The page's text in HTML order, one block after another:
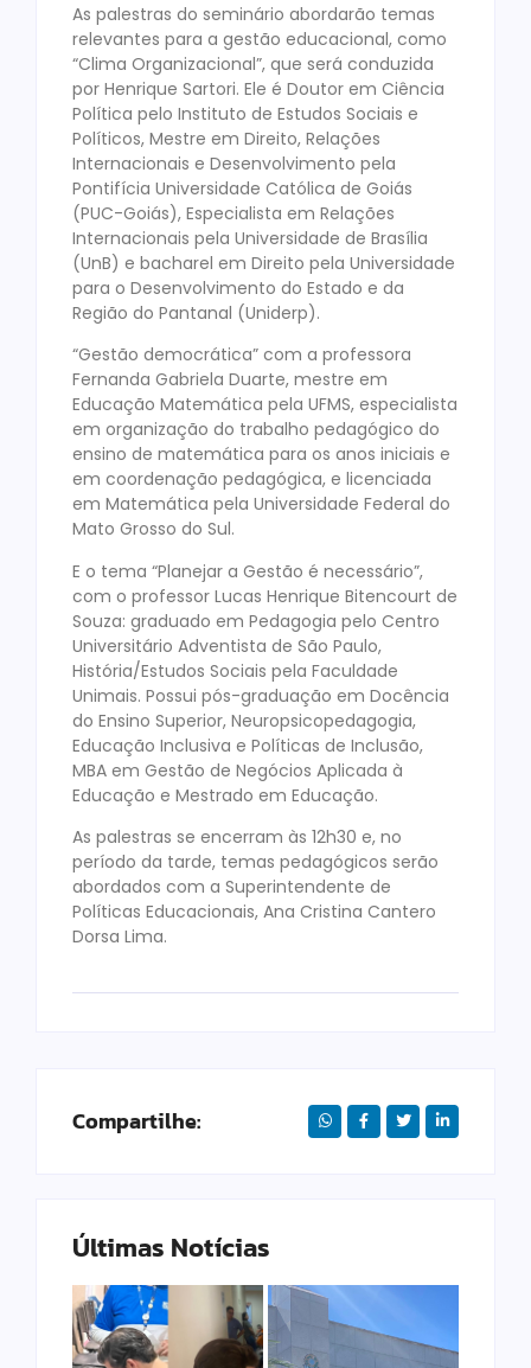
As palestras do seminário abordarão temas
relevantes para a gestão educacional, como
“Clima Organizacional”, que será conduzida
por Henrique Sartori. Ele é Doutor em Ciência
Política pelo Instituto de Estudos Sociais e
Políticos, Mestre em Direito, Relações
Internacionais e Desenvolvimento pela
Pontifícia Universidade Católica de Goiás
(PUC-Goiás), Especialista em Relações
Internacionais pela Universidade de Brasília
(UnB) e bacharel em Direito pela Universidade
para o Desenvolvimento do Estado e da
Região do Pantanal (Uniderp).
“Gestão democrática” com a professora
Fernanda Gabriela Duarte, mestre em
Educação Matemática pela UFMS, especialista
em organização do trabalho pedagógico do
ensino de matemática para os anos iniciais e
em coordenação pedagógica, e licenciada
em Matemática pela Universidade Federal do
Mato Grosso do Sul.
E o tema “Planejar a Gestão é necessário”,
com o professor Lucas Henrique Bitencourt de
Souza: graduado em Pedagogia pelo Centro
Universitário Adventista de São Paulo,
História/Estudos Sociais pela Faculdade
Unimais. Possui pós-graduação em Docência
do Ensino Superior, Neuropsicopedagogia,
Educação Inclusiva e Políticas de Inclusão,
MBA em Gestão de Negócios Aplicada à
Educação e Mestrado em Educação.
As palestras se encerram às 12h30 e, no
período da tarde, temas pedagógicos serão
abordados com a Superintendente de
Políticas Educacionais, Ana Cristina Cantero
Dorsa Lima.
Compartilhe:
Últimas Notícias